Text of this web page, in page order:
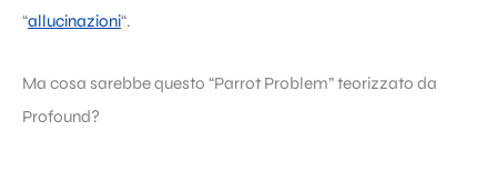
“allucinazioni“.
Ma cosa sarebbe questo “Parrot Problem” teorizzato da
Profound?